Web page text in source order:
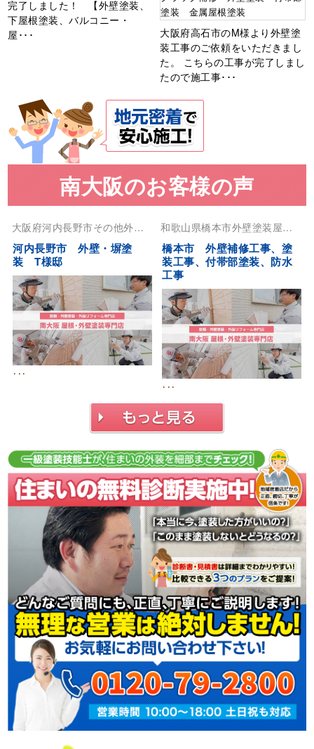
完了しました！ 【外壁塗装、
下屋根塗装、バルコニー・
屋･･･
塗装 金属屋根塗装
大阪府高石市のM様より外壁塗
装工事のご依頼をいただきまし
た。 こちらの工事が完了しまし
たので施工事･･･
南大阪のお客様の声
大阪府河内長野市その他外壁
塗装
河内長野市 外壁・塀塗
装 T様邸
･･･
和歌山県橋本市外壁塗装屋根
塗装
橋本市 外壁補修工事、塗
装工事、付帯部塗装、防水
工事
･･･